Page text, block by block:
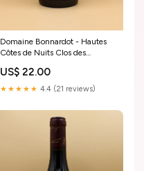
Domaine Bonnardot - Hautes
Côtes de Nuits Clos des
US$ 22.00
★★★★★ 4.4 (21 reviews)